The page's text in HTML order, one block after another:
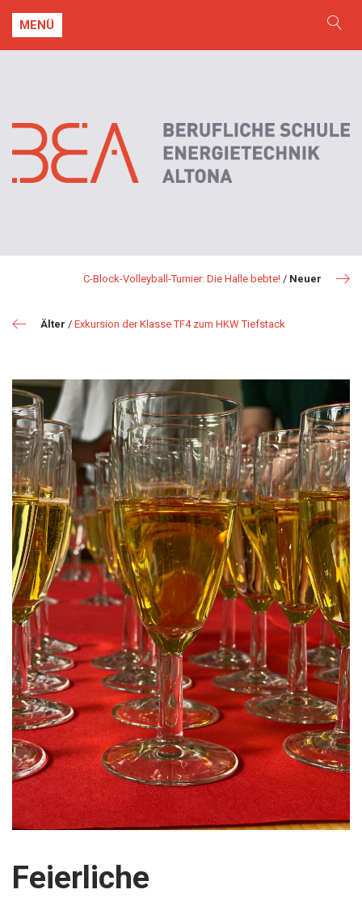
MENÜ
C-Block-Volleyball-Turnier: Die Halle bebte! / Neuer
Älter / Exkursion der Klasse TF4 zum HKW Tiefstack
Feierliche